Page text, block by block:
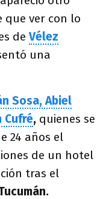
que ver con lo
de Vélez
una
Sosa, Abiel
Cufré, quienes se
24 años el
de un hotel
tras el